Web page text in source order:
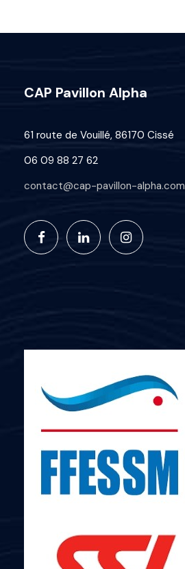
CAP Pavillon Alpha
61 route de Vouillé, 86170 Cissé
06 09 88 27 62
contact@cap-pavillon-alpha.com